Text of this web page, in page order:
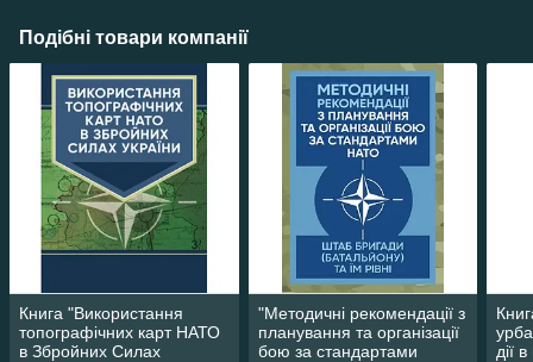
Подібні товари компанії
Книга "Використання
топографічних карт НАТО
в Збройних Силах
"Методичні рекомендації з
планування та організації
бою за стандартами
дії